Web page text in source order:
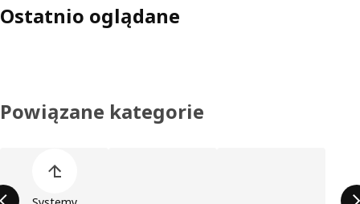
Ostatnio oglądane
Powiązane kategorie